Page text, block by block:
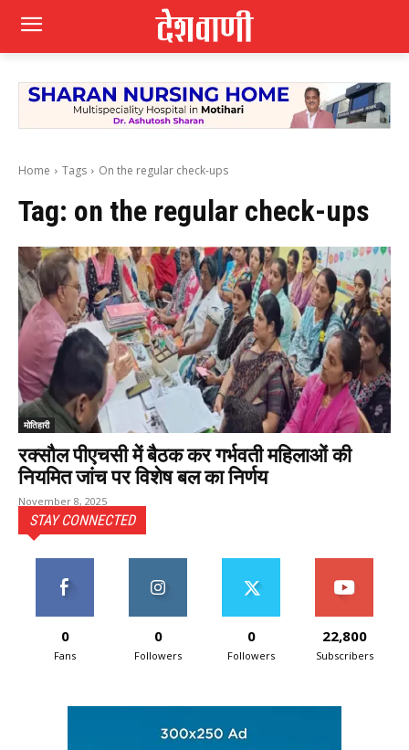
Home Tags On the regular check-ups
Tag: on the regular check-ups
मोतिहारी
रक्सौल पीएचसी में बैठक कर गर्भवती महिलाओं की
नियमित जांच पर विशेष बल का निर्णय
November 8, 2025
STAY CONNECTED
0
Fans
0
Followers
0
Followers
22,800
Subscribers